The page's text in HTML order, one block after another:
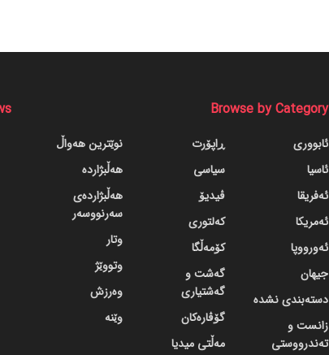
Browse by Category
ئابووری
ئاسیا
ئەفریقا
ئەمریکا
ئەورووپا
جیهان
دسته‌بندی نشده
زانست و
تەندرووستی
ڕاپۆرت
سیاسی
ڤیدیۆ
کەلتوری
کۆمەڵگا
گه‌شت و
گه‌شتیاری
گۆڤاره‌کان
مەڵتی میدیا
نوێترین هەواڵ
هەڵبژاردە
هەڵبژاردەی
سەرنووسەر
وتار
وتووێژ
وەرزش
وێنە